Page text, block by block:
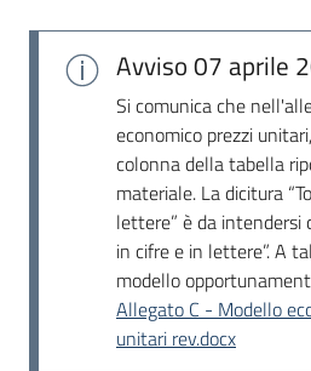
Seguici
Avviso07 aprile
Si comunica che
economico prezzi
colonna della tabella
materiale. La dicitura
lettere” è da intendersi
in cifre e in lettere”. A
modello
Allegato C - Modello
unitari rev.docx